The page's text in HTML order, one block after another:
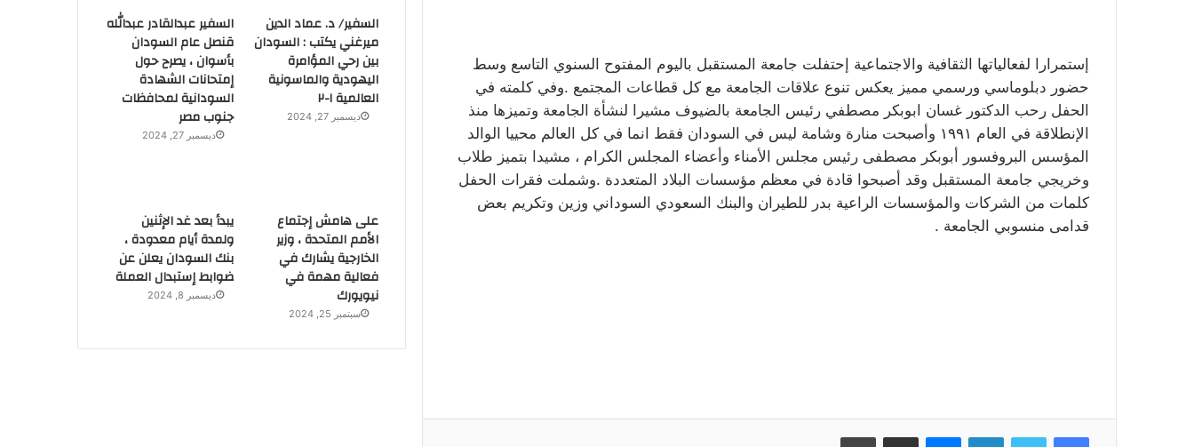
إستمرارا لفعالياتها الثقافية والاجتماعية إحتفلت جامعة المستقبل باليوم المفتوح السنوي التاسع وسط
حضور دبلوماسي ورسمي مميز يعكس تنوع علاقات الجامعة مع كل قطاعات المجتمع .وفي كلمته في
الحفل رحب الدكتور غسان ابوبكر مصطفي رئيس الجامعة بالضيوف مشيرا لنشأة الجامعة وتميزها منذ
الإنطلاقة في العام ١٩٩١ وأصبحت منارة وشامة ليس في السودان فقط انما في كل العالم محييا الوالد
المؤسس البروفسور أبوبكر مصطفى رئيس مجلس الأمناء وأعضاء المجلس الكرام ، مشيدا بتميز طلاب
وخريجي جامعة المستقبل وقد أصبحوا قادة في معظم مؤسسات البلاد المتعددة .وشملت فقرات الحفل
كلمات من الشركات والمؤسسات الراعية بدر للطيران والبنك السعودي السوداني وزين وتكريم بعض
قدامى منسوبي الجامعة .
فيسبوك تويتر لينكدإن ماسنجر مشاركة عبر البريد طباعة
السفير عبدالقادر عبدالله
قنصل عام السودان
بأسوان ، يصرح حول
إمتحانات الشهادة
السودانية لمحافظات
جنوب مصر
ديسمبر 27, 2024
السفير/ د. عماد الدين
ميرغني يكتب : السودان
بين رحي المؤامرة
اليهودية والماسونية
العالمية ١-٢
ديسمبر 27, 2024
يبدأ بعد غد الإثنين
ولمدة أيام معدودة ،
بنك السودان يعلن عن
ضوابط إستبدال العملة
ديسمبر 8, 2024
على هامش إجتماع
الأمم المتحدة ، وزير
الخارجية يشارك في
فعالية مهمة في
نيويورك
سبتمبر 25, 2024